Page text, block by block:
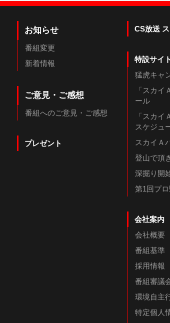
お知らせ
番組変更
新着情報
ご意見・ご感想
番組へのご意見・ご感想
プレゼント
CS放送
特設サイト
猛虎キャ
「スカ
ール
「スカ
スケジュ
スカイＡ
登山で頂
深掘り開
第1回プ
会社案内
会社概要
番組基準
採用情報
番組審議
環境自主
特定個人